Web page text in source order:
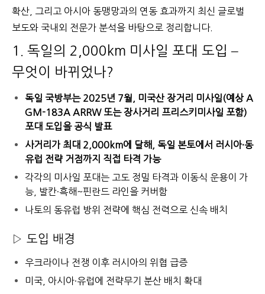
확산, 그리고 아시아 동맹망과의 연동 효과까지 최신 글로벌
보도와 국내외 전문가 분석을 바탕으로 정리합니다.
1. 독일의 2,000km 미사일 포대 도입 –
무엇이 바뀌었나?
독일 국방부는 2025년 7월, 미국산 장거리 미사일(예상 A
GM-183A ARRW 또는 장사거리 프리스키미사일 포함)
포대 도입을 공식 발표
사거리가 최대 2,000km에 달해, 독일 본토에서 러시아·동
유럽 전략 거점까지 직접 타격 가능
각각의 미사일 포대는 고도 정밀 타격과 이동식 운용이 가
능, 발칸·흑해~핀란드 라인을 커버함
나토의 동유럽 방위 전략에 핵심 전력으로 신속 배치
▷ 도입 배경
우크라이나 전쟁 이후 러시아의 위협 급증
미국, 아시아·유럽에 전략무기 분산 배치 확대